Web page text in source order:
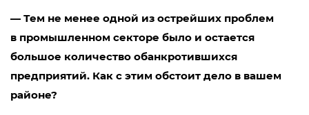
— Тем не менее одной из острейших проблем
в промышленном секторе было и остается
большое количество обанкротившихся
предприятий. Как с этим обстоит дело в вашем
районе?